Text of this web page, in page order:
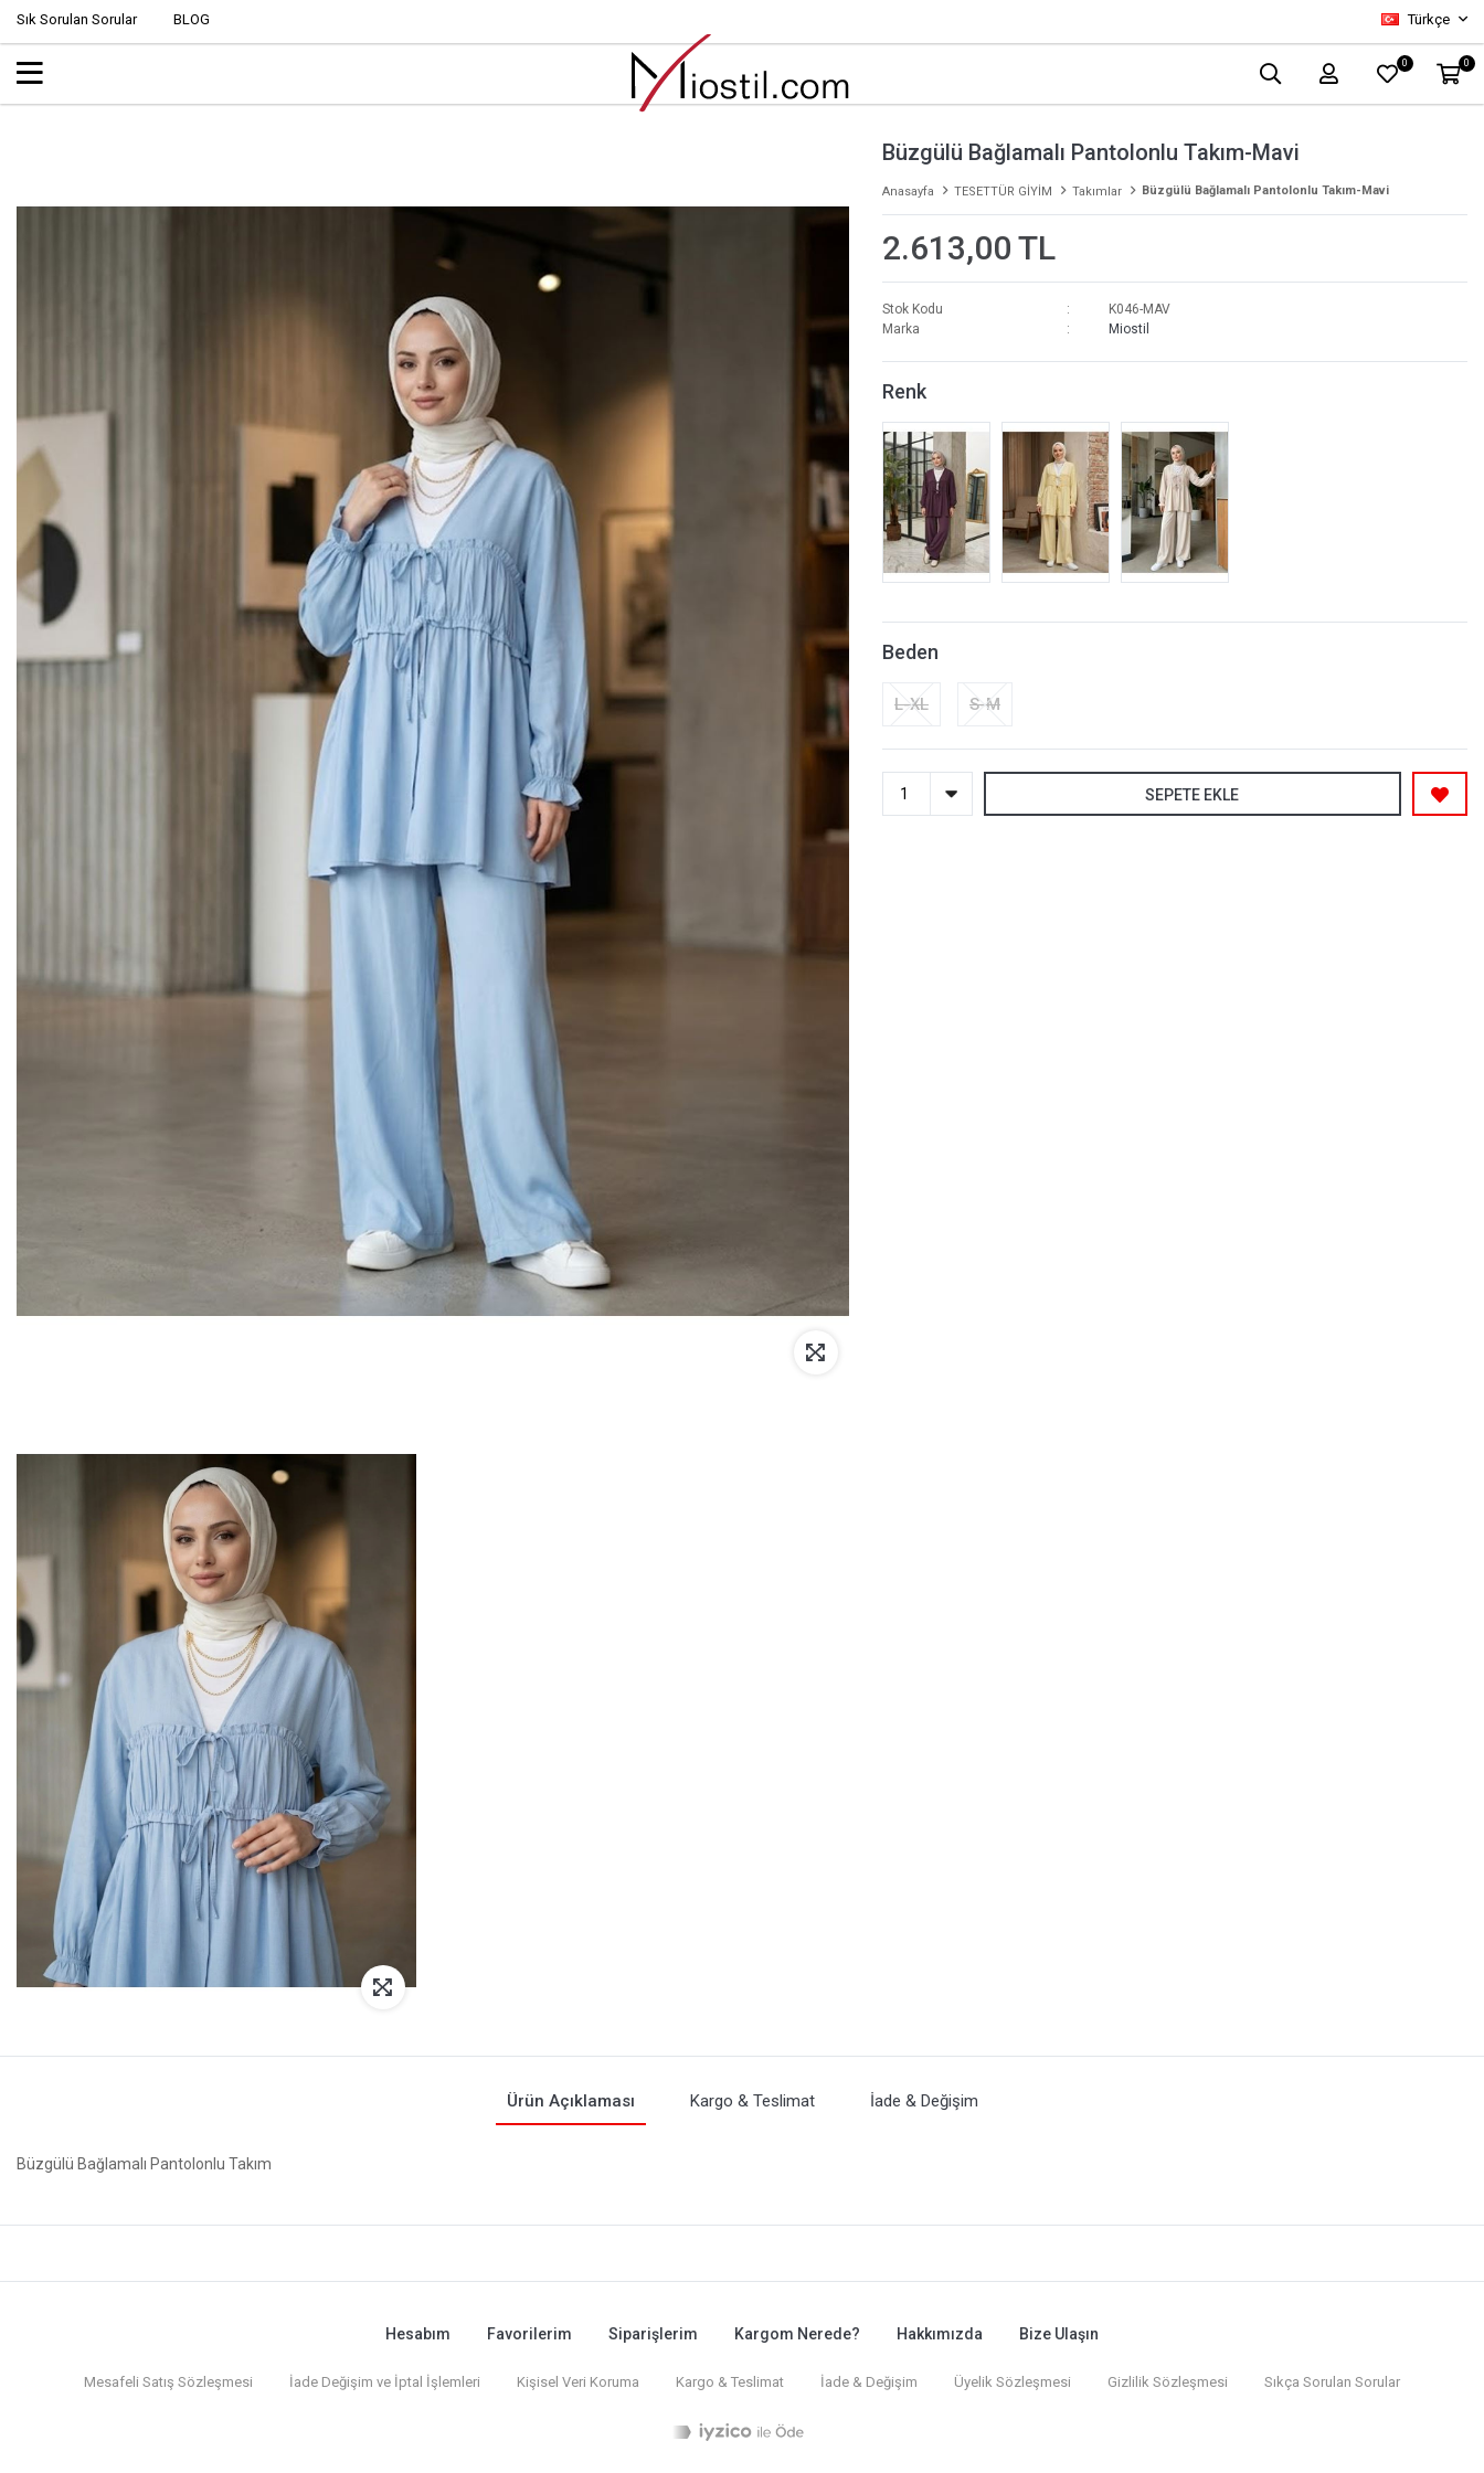
Sık Sorulan Sorular BLOG Türkçe
0 0
Büzgülü Bağlamalı Pantolonlu Takım-Mavi
Anasayfa TESETTÜR GİYİM Takımlar Büzgülü Bağlamalı Pantolonlu Takım-Mavi
2.613,00 TL
Stok Kodu
K046-MAV
Marka
Miostil
Renk
Beden
L-XL S-M
SEPETE EKLE
Ürün Açıklaması Kargo & Teslimat İade & Değişim
Büzgülü Bağlamalı Pantolonlu Takım
Hesabım Favorilerim Siparişlerim Kargom Nerede? Hakkımızda Bize Ulaşın
Mesafeli Satış Sözleşmesi İade Değişim ve İptal İşlemleri Kişisel Veri Koruma Kargo & Teslimat İade & Değişim Üyelik Sözleşmesi Gizlilik Sözleşmesi Sıkça Sorulan Sorular